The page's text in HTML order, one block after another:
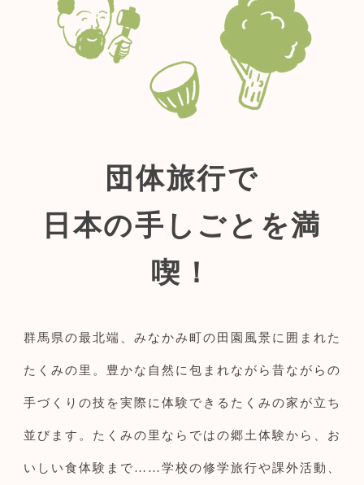
団体旅行で
日本の手しごとを満
喫！
群馬県の最北端、みなかみ町の田園風景に囲まれた
たくみの里。豊かな自然に包まれながら昔ながらの
手づくりの技を実際に体験できるたくみの家が立ち
並びます。たくみの里ならではの郷土体験から、お
いしい食体験まで……学校の修学旅行や課外活動、